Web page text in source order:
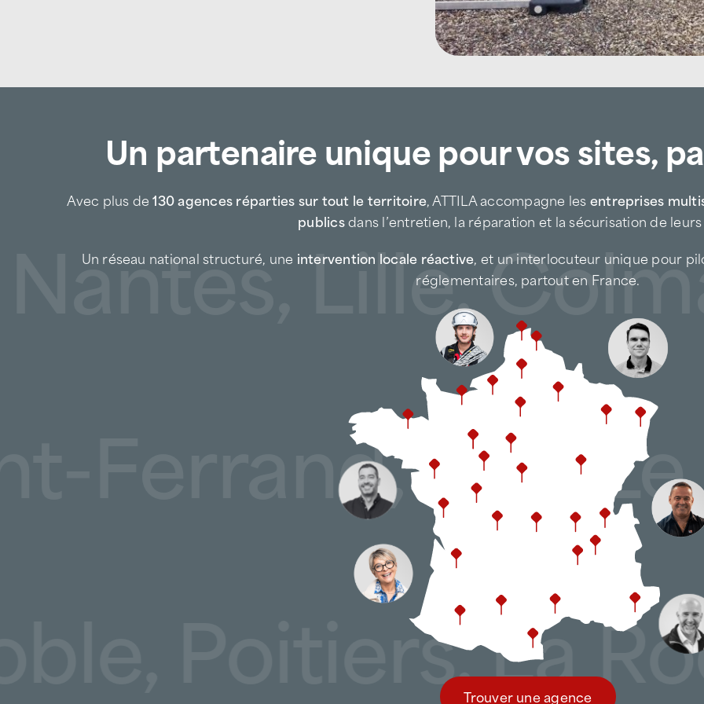
ciblées, afin de limiter les
Chaque intervention vise à :
préserver l’étanchéité face
sécuriser les éléments de
prolonger la durée de vie des
Une expertise adaptée
couloir A7–A9
Les toitures du secteur d’Orange
du mistral, de la chaleur et des
vigilance accrue sur les fixations, les
ATTILA Orange adapte ses
notamment :
contrôle des éléments de
surveillance des relevés
prévention des infiltrations
entretien des toitures
Cette expertise permet
sur des sites plus anciens.
Tous types de toitures
Un partenaire unique pour vos sites,
Avec plus de130 agences réparties sur tout le territoire, ATTILA accompagne lesentreprises
publicsdans l’entretien, la réparation et la sécurisation de
Un réseau national structuré, une intervention locale réactive, et un interlocuteur unique pour
réglementaires, partout en France.
Trouver une agence
Lille,
Ferrand,
La